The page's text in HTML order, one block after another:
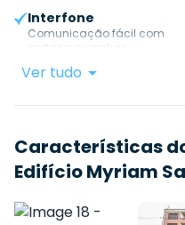
Interfone
Comunicação fácil com
portaria e vizinhos.
Ver tudo
Características
Edifício Myriam